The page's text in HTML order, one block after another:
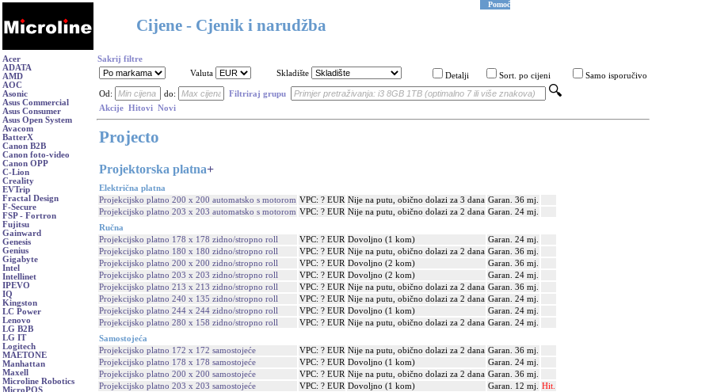
Cijene - Cjenik i narudžba
Pomoć
Acer
ADATA
AMD
AOC
Asonic
Asus Commercial
Asus Consumer
Asus Open System
Avacom
BatterX
Canon B2B
Canon foto-video
Canon OPP
C-Lion
Creality
EVTrip
Fractal Design
F-Secure
FSP - Fortron
Fujitsu
Gainward
Genesis
Genius
Gigabyte
Intel
Intellinet
IPEVO
IQ
Kingston
LC Power
Lenovo
LG B2B
LG IT
Logitech
MAETONE
Manhattan
Maxell
Microline Robotics
MicroPOS
Sakrij filtre
Valuta
Skladište Detalji Sort. po cijeni Samo isporučivo
Od: do:
Filtriraj grupu
Akcije Hitovi Novi
Projecto
Projektorska platna+
Električna platna
Projekcijsko platno 200 x 200 automatsko s motorom VPC: ? EUR Nije na putu, obično dolazi za 3 dana Garan. 36 mj.
Projekcijsko platno 203 x 203 automatsko s motorom VPC: ? EUR Nije na putu, obično dolazi za 2 dana Garan. 24 mj.
Ručna
Projekcijsko platno 178 x 178 zidno/stropno roll
VPC: ? EUR Dovoljno (1 kom)
Garan. 24 mj.
Projekcijsko platno 180 x 180 zidno/stropno roll
VPC: ? EUR Nije na putu, obično dolazi za 2 dana Garan. 36 mj.
Projekcijsko platno 200 x 200 zidno/stropno roll
VPC: ? EUR Dovoljno (2 kom)
Garan. 36 mj.
Projekcijsko platno 203 x 203 zidno/stropno roll
VPC: ? EUR Dovoljno (2 kom)
Garan. 24 mj.
Projekcijsko platno 213 x 213 zidno/stropno roll
VPC: ? EUR Nije na putu, obično dolazi za 2 dana Garan. 36 mj.
Projekcijsko platno 240 x 135 zidno/stropno roll
VPC: ? EUR Nije na putu, obično dolazi za 2 dana Garan. 24 mj.
Projekcijsko platno 244 x 244 zidno/stropno roll
VPC: ? EUR Dovoljno (1 kom)
Garan. 24 mj.
Projekcijsko platno 280 x 158 zidno/stropno roll
VPC: ? EUR Nije na putu, obično dolazi za 2 dana Garan. 24 mj.
Samostojeća
Projekcijsko platno 172 x 172 samostojeće
VPC: ? EUR Nije na putu, obično dolazi za 2 dana Garan. 36 mj.
Projekcijsko platno 178 x 178 samostojeće
VPC: ? EUR Dovoljno (1 kom)
Garan. 24 mj.
Projekcijsko platno 200 x 200 samostojeće
VPC: ? EUR Nije na putu, obično dolazi za 2 dana Garan. 36 mj.
Projekcijsko platno 203 x 203 samostojeće
VPC: ? EUR Dovoljno (1 kom) Garan. 12 mj.
Hit.